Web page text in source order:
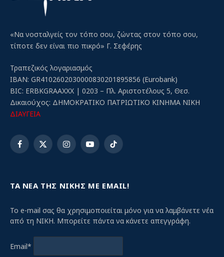
«Να νοσταλγείς τον τόπο σου, ζώντας στον τόπο σου,
τίποτε δεν είναι πιο πικρό» Γ. Σεφέρης
Τραπεζικός λογαριασμός
IBAN: GR4102602030000830201895856 (Eurobank)
BIC: ERBKGRAAXXX | 0203 – Πλ. Αριστοτέλους 5, Θεσ.
Δικαιούχος: ΔΗΜΟΚΡΑΤΙΚΟ ΠΑΤΡΙΩΤΙΚΟ ΚΙΝΗΜΑ ΝΙΚΗ
ΔΙΑΥΓΕΙΑ
Facebook
X
InstagramYouTubeTikTok
ΤΑ ΝΕΑ ΤΗΣ ΝΙΚΗΣ ΜΕ EMAIL!
Το e-mail σας θα χρησιμοποιείται μόνο για να λαμβάνετε νέα
από τη ΝΙΚΗ. Μπορείτε πάντα να κάνετε απεγγράφη.
Email*